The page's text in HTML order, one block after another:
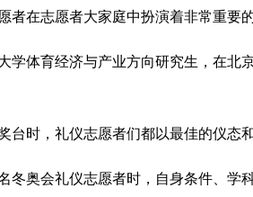
者在志愿者大家庭中扮演着非常重要的
学体育经济与产业方向研究生，在北
台时，礼仪志愿者们都以最佳的仪态
冬奥会礼仪志愿者时，自身条件、学